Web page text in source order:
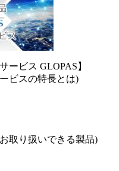
ービス GLOPAS】
ビスの特長とは)
取り扱いできる製品)